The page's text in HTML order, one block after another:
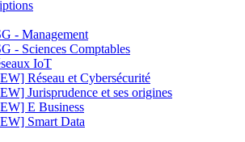
- Management
- Sciences Comptables
IoT
Réseau et Cybersécurité
Jurisprudence et ses origines
E Business
Smart Data